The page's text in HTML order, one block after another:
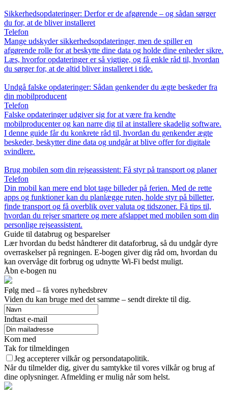
Sikkerhedsopdateringer: Derfor er de afgørende – og sådan sørger
du for, at de bliver installeret
Telefon
Mange udskyder sikkerhedsopdateringer, men de spiller en
afgørende rolle for at beskytte dine data og holde dine enheder sikre.
Læs, hvorfor opdateringer er så vigtige, og få enkle råd til, hvordan
du sørger for, at de altid bliver installeret i tide.
Undgå falske opdateringer: Sådan genkender du ægte beskeder fra
din mobilproducent
Telefon
Falske opdateringer udgiver sig for at være fra kendte
mobilproducenter og kan narre dig til at installere skadelig software.
I denne guide får du konkrete råd til, hvordan du genkender ægte
beskeder, beskytter dine data og undgår at blive offer for digitale
svindlere.
Brug mobilen som din rejseassistent: Få styr på transport og planer
Telefon
Din mobil kan mere end blot tage billeder på ferien. Med de rette
apps og funktioner kan du planlægge ruten, holde styr på billetter,
finde transport og få overblik over valuta og tidszoner. Få tips til,
hvordan du rejser smartere og mere afslappet med mobilen som din
personlige rejseassistent.
Guide til databrug og besparelser
Lær hvordan du bedst håndterer dit dataforbrug, så du undgår dyre
overraskelser på regningen. E-bogen giver dig råd om, hvordan du
kan overvåge dit forbrug og udnytte Wi-Fi bedst muligt.
Åbn e-bogen nu
Følg med – få vores nyhedsbrev
Viden du kan bruge med det samme – sendt direkte til dig.
Indtast e-mail
Kom med
Tak for tilmeldingen
Jeg accepterer vilkår og persondatapolitik.
Når du tilmelder dig, giver du samtykke til vores vilkår og brug af
dine oplysninger. Afmelding er mulig når som helst.